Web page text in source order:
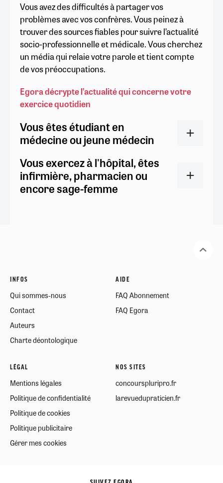
Vous avez des difficultés à partager vos
problèmes avec vos confrères. Vous peinez à
trouver des sources fiables pour suivre l’actualité
socio-professionnelle et médicale. Vous cherchez
un média qui relaie votre parole et tient compte
de vos préoccupations.
Egora décrypte l’actualité qui concerne votre
exercice quotidien
Vous êtes étudiant en
médecine ou jeune médecin
Vous exercez à l'hôpital, êtes
infirmière, pharmacien ou
encore sage-femme
INFOS
Qui sommes-nous
Contact
Auteurs
Charte déontologique
AIDE
FAQ Abonnement
FAQ Egora
LÉGAL
Mentions légales
Politique de confidentialité
Politique de cookies
Politique publicitaire
Gérer mes cookies
NOS SITES
concourspluripro.fr
larevuedupraticien.fr